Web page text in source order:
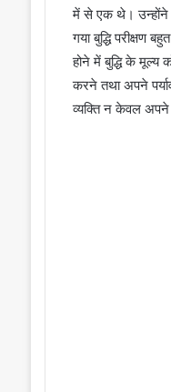
में से एक थे। उन्होंने
गया बुद्धि परीक्षण
होने में बुद्धि के मूल्य
करने तथा अपने
व्यक्ति न केवल अपने